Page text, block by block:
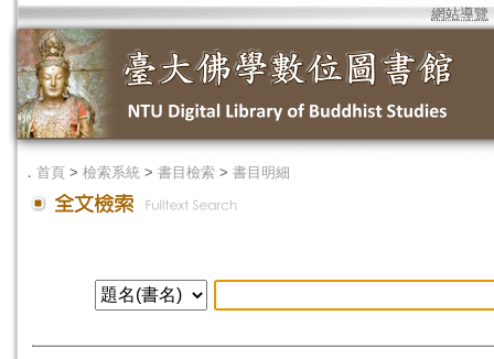
網站導覽
． 首頁 > 檢索系統 > 書目檢索 > 書目明細